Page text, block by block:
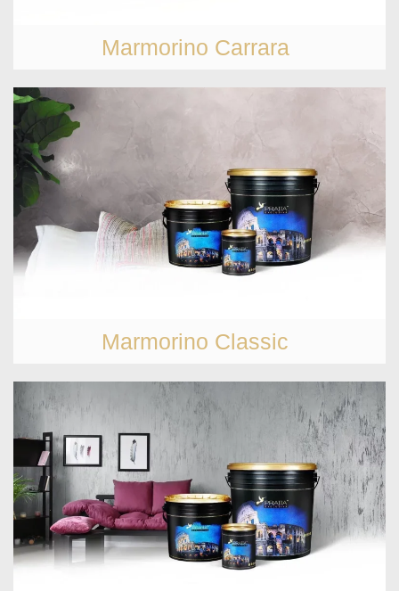
Marmorino Carrara
Marmorino Classic